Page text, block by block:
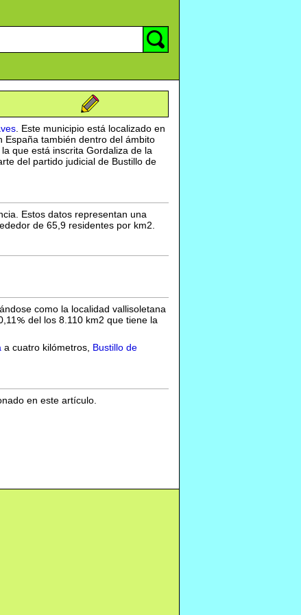
. Este municipio está localizado en
España también dentro del ámbito
que está inscrita Gordaliza de la
del partido judicial de Bustillo de
Estos datos representan una
de 65,9 residentes por km2.
como la localidad vallisoletana
del los 8.110 km2 que tiene la
a cuatro kilómetros, Bustillo de
en este artículo.